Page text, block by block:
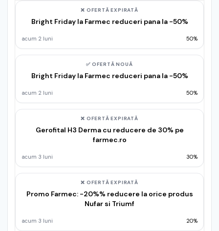
❌ OFERTĂ EXPIRATĂ
Bright Friday la Farmec reduceri pana la -50%
acum 2 luni 50%
✅ OFERTĂ NOUĂ
Bright Friday la Farmec reduceri pana la -50%
acum 2 luni 50%
❌ OFERTĂ EXPIRATĂ
Gerofital H3 Derma cu reducere de 30% pe
farmec.ro
acum 3 luni 30%
❌ OFERTĂ EXPIRATĂ
Promo Farmec: -20%% reducere la orice produs
Nufar si Triumf
acum 3 luni 20%